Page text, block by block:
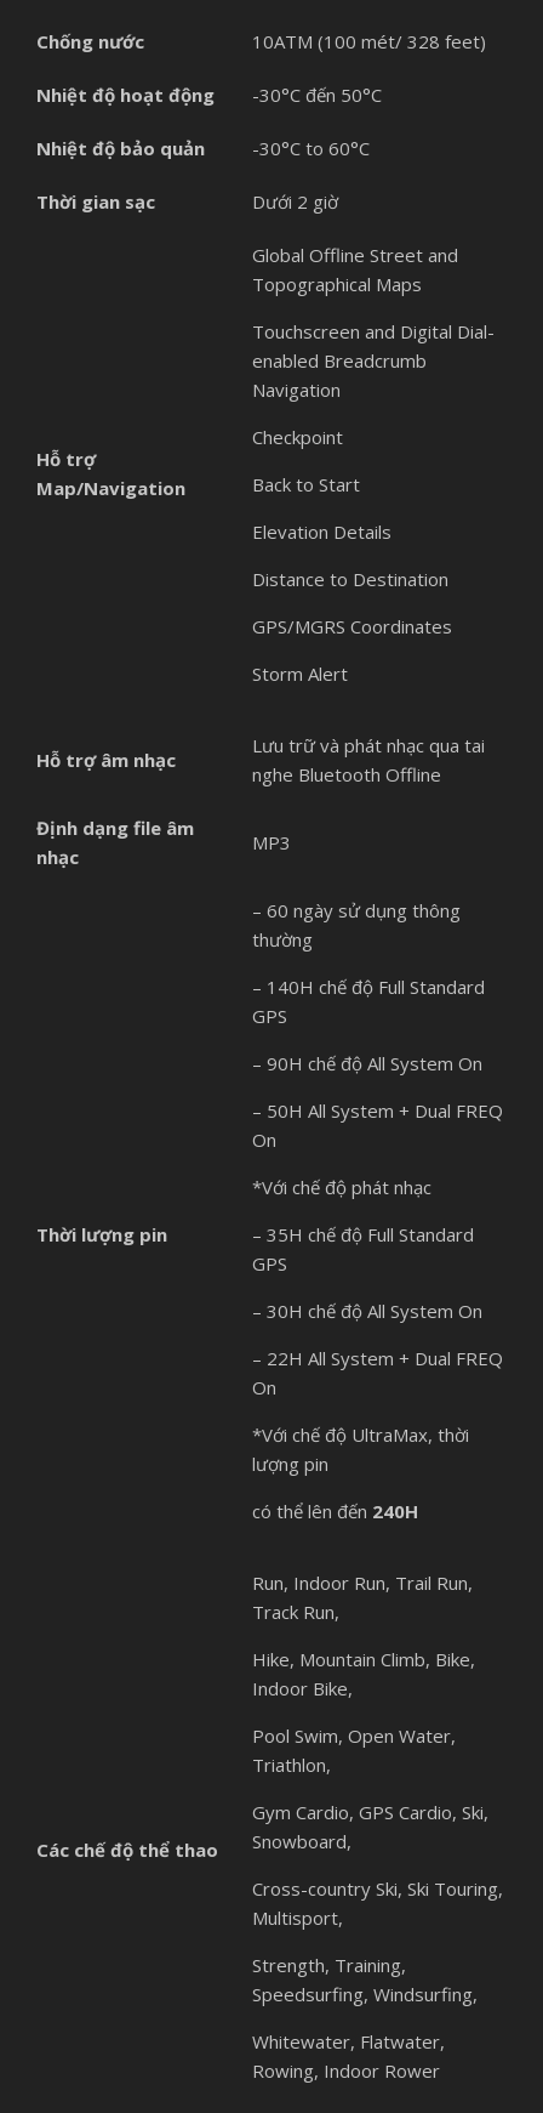
Chống nước 10ATM (100 mét/ 328 feet)
Nhiệt độ hoạt động -30°C đến 50°C
Nhiệt độ bảo quản -30°C to 60°C
Thời gian sạc Dưới 2 giờ
Hỗ trợ
Map/Navigation
Global Offline Street and
Topographical Maps
Touchscreen and Digital Dial-
enabled Breadcrumb
Navigation
Checkpoint
Back to Start
Elevation Details
Distance to Destination
GPS/MGRS Coordinates
Storm Alert
Hỗ trợ âm nhạc
Lưu trữ và phát nhạc qua tai
nghe Bluetooth Offline
Định dạng file âm
nhạc
MP3
Thời lượng pin
– 60 ngày sử dụng thông
thường
– 140H chế độ Full Standard
GPS
– 90H chế độ All System On
– 50H All System + Dual FREQ
On
*Với chế độ phát nhạc
– 35H chế độ Full Standard
GPS
– 30H chế độ All System On
– 22H All System + Dual FREQ
On
*Với chế độ UltraMax, thời
lượng pin
có thể lên đến 240H
Các chế độ thể thao
Run, Indoor Run, Trail Run,
Track Run,
Hike, Mountain Climb, Bike,
Indoor Bike,
Pool Swim, Open Water,
Triathlon,
Gym Cardio, GPS Cardio, Ski,
Snowboard,
Cross-country Ski, Ski Touring,
Multisport,
Strength, Training,
Speedsurfing, Windsurfing,
Whitewater, Flatwater,
Rowing, Indoor Rower